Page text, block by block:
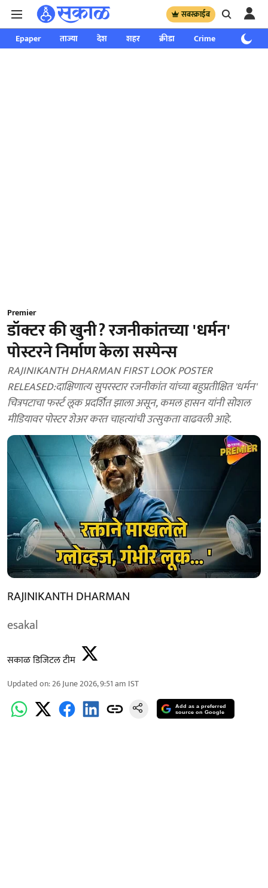
सबस्क्राईब
Epaper ताज्या देश शहर क्रीडा Crime साप्ताहिक
Premier
डॉक्टर की खुनी? रजनीकांतच्या 'धर्मन'
पोस्टरने निर्माण केला सस्पेन्स
RAJINIKANTH DHARMAN FIRST LOOK POSTER
RELEASED:दाक्षिणात्य सुपरस्टार रजनीकांत यांच्या बहुप्रतीक्षित 'धर्मन'
चित्रपटाचा फर्स्ट लूक प्रदर्शित झाला असून, कमल हासन यांनी सोशल
मीडियावर पोस्टर शेअर करत चाहत्यांची उत्सुकता वाढवली आहे.
RAJINIKANTH DHARMAN
esakal
सकाळ डिजिटल टीम
Updated on:26 June 2026, 9:51 am IST
Add as a preferred
source on Google